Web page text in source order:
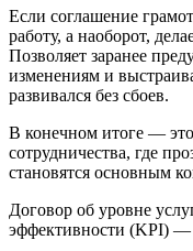
Если соглашение
работу, а наоборот,
Позволяет заранее
изменениям и
развивался без сбоев.
В конечном итоге —
сотрудничества, где
становятся основным
Договор об уровне
эффективности (KPI) —